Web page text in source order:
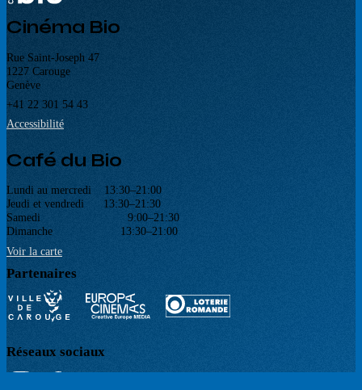
Cinéma Bio
Rue Saint-Joseph 47
1227 Carouge
Genève
+41 22 301 54 43
Accessibilité
Café du Bio
Lundi au mercredi 13:30–21:00
Jeudi et vendredi 13:30–21:30
Samedi 9:00–21:30
Dimanche 13:30–21:00
Voir la carte
Partenaires
Réseaux sociaux